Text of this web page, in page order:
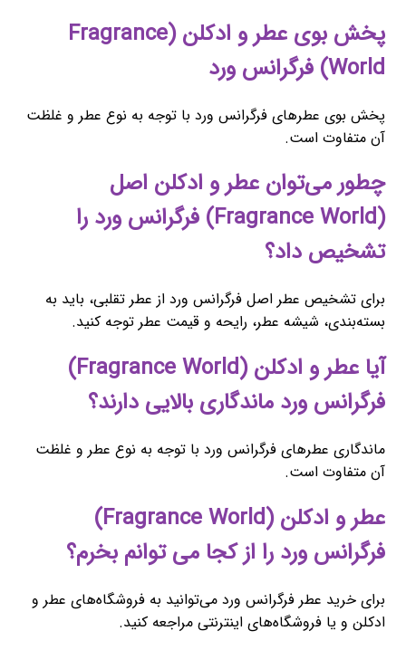
پخش بوی عطر و ادکلن (Fragrance
World) فرگرانس ورد
پخش بوی عطرهای فرگرانس ورد با توجه به نوع عطر و غلظت
آن متفاوت است.
چطور می‌توان عطر و ادکلن اصل
(Fragrance World) فرگرانس ورد را
تشخیص داد؟
برای تشخیص عطر اصل فرگرانس ورد از عطر تقلبی، باید به
بسته‌بندی، شیشه عطر، رایحه و قیمت عطر توجه کنید.
آیا عطر و ادکلن (Fragrance World)
فرگرانس ورد ماندگاری بالایی دارند؟
ماندگاری عطرهای فرگرانس ورد با توجه به نوع عطر و غلظت
آن متفاوت است.
عطر و ادکلن (Fragrance World)
فرگرانس ورد را از کجا می توانم بخرم؟
برای خرید عطر فرگرانس ورد می‌توانید به فروشگاه‌های عطر و
ادکلن و یا فروشگاه‌های اینترنتی مراجعه کنید.